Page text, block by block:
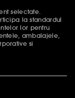
selectate.
la standardul
lor pentru
ambalajele,
si